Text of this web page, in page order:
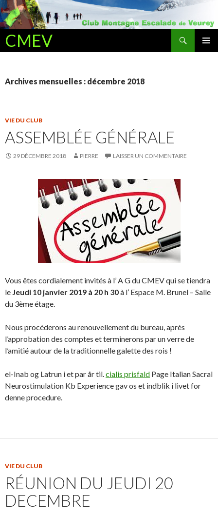
CMEV
Recherche
ALLER AU CONTENU PRINCIPAL
Archives mensuelles : décembre 2018
VIE DU CLUB
ASSEMBLÉE GÉNÉRALE
29 DÉCEMBRE 2018 PIERRE LAISSER UN COMMENTAIRE
Vous êtes cordialement invités à l’ A G du CMEV qui se tiendra
le Jeudi 10 janvier 2019 à 20 h 30à l’ Espace M. Brunel – Salle
du 3ème étage.
Nous procéderons au renouvellement du bureau, après
l’approbation des comptes et terminerons par un verre de
l’amitié autour de la traditionnelle galette des rois !
el-Inab og Latrun i et par år til.cialis prisfald Page Italian Sacral
Neurostimulation Kb Experience gav os et indblik i livet for
denne procedure.
VIE DU CLUB
RÉUNION DU JEUDI 20
DECEMBRE